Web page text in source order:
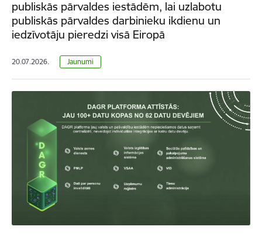
publiskās pārvaldes iestādēm, lai uzlabotu
publiskās pārvaldes darbinieku ikdienu un
iedzīvotāju pieredzi visā Eiropā
20.07.2026. Jaunumi